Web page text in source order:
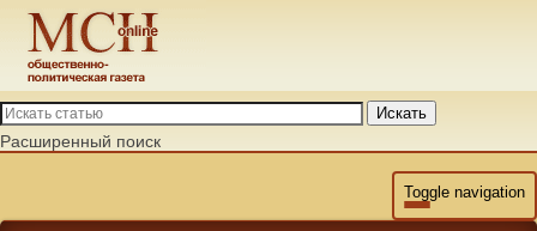
Искать
Расширенный поиск
Toggle navigation